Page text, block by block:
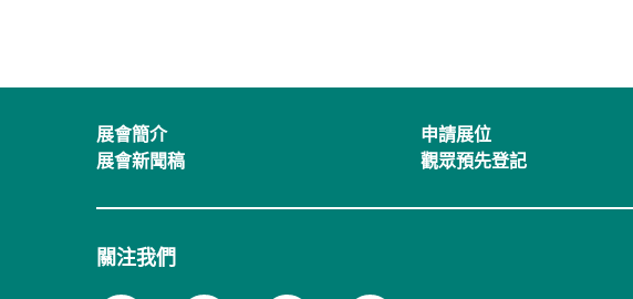
展會簡介
展會新聞稿
申請展位
觀眾預先登記
關注我們